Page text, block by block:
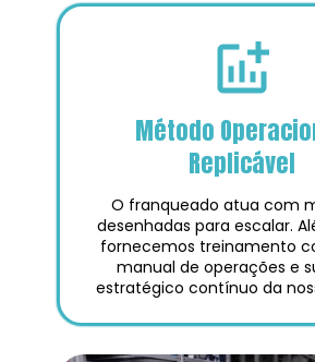
Método
Replicável
desenhadas para escalar.
fornecemos treinamento
manual de operações e
estratégico contínuo da